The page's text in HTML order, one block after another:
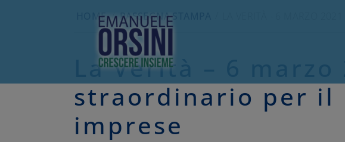
HOME/RASSEGNA STAMPA
La Verità – 6
straordinario per il
imprese